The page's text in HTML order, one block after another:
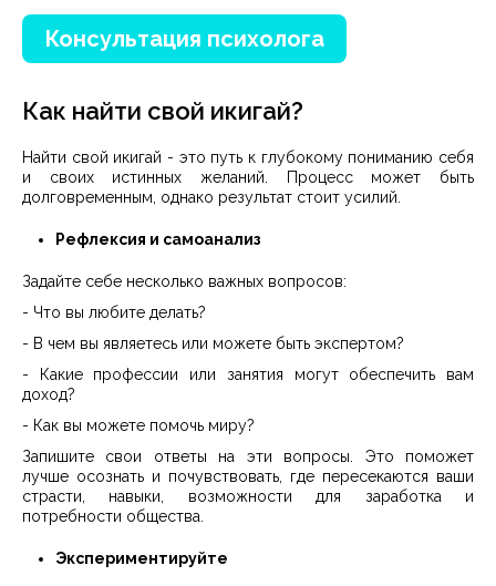
Консультация психолога
Как найти свой икигай?
Найти свой икигай - это путь к глубокому пониманию себя
и своих истинных желаний. Процесс может быть
долговременным, однако результат стоит усилий.
Рефлексия и самоанализ
Задайте себе несколько важных вопросов:
- Что вы любите делать?
- В чем вы являетесь или можете быть экспертом?
- Какие профессии или занятия могут обеспечить вам
доход?
- Как вы можете помочь миру?
Запишите свои ответы на эти вопросы. Это поможет
лучше осознать и почувствовать, где пересекаются ваши
страсти, навыки, возможности для заработка и
потребности общества.
Экспериментируйте